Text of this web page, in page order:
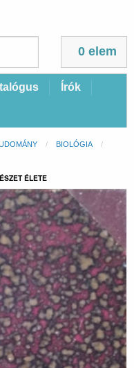
0 elem
Írók
BIOLÓGIA
ÉLETE